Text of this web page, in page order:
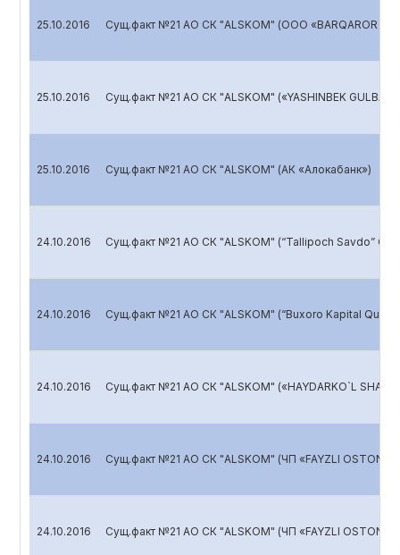
25.10.2016 Сущ.факт №21 АО СК "ALSKOM" (ООО «BARQAROR
25.10.2016 Сущ.факт №21 АО СК "ALSKOM" («YASHINBEK
25.10.2016 Сущ.факт №21 АО СК "ALSKOM" (АК «Алокабанк»)
24.10.2016 Сущ.факт №21 АО СК "ALSKOM" (“Tallipoch Savdo”
24.10.2016 Сущ.факт №21 АО СК "ALSKOM" (“Buxoro Kapital
24.10.2016 Сущ.факт №21 АО СК "ALSKOM" («HAYDARKO`L
24.10.2016 Сущ.факт №21 АО СК "ALSKOM" (ЧП «FAYZLI OSTONA»)
24.10.2016 Сущ.факт №21 АО СК "ALSKOM" (ЧП «FAYZLI OSTONA»)